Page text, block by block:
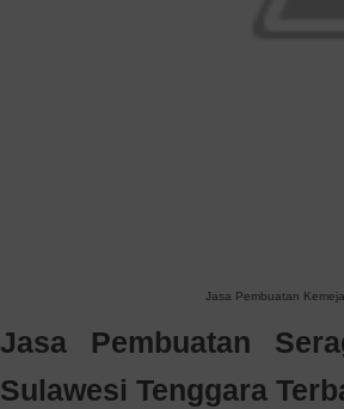
Jasa Pembuatan
Jasa Pembuatan
Sulawesi Tenggara